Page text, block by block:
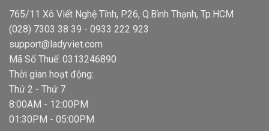
765/11 Xô Viết Nghệ Tĩnh, P.26, Q.Bình Thạnh, Tp.HCM
(028) 7303 38 39 - 0933 222 923
support@ladyviet.com
Mã Số Thuế: 0313246890
Thời gian hoạt động:
Thứ 2 - Thứ 7
8:00AM - 12:00PM
01:30PM - 05:00PM